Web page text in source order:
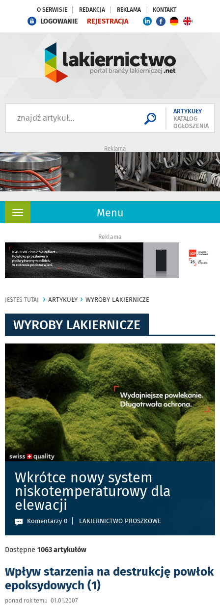
O SERWISIE REDAKCJA REKLAMA KONTAKT
LOGOWANIE REJESTRACJA
ARTYKUŁY
KATALOG
OGŁOSZENIA
Reklama
Menu
Rozwiń
Reklama
JESTEŚ TUTAJ ARTYKUŁY WYROBY LAKIERNICZE
WYROBY LAKIERNICZE
Wkrótce nowy system
niskotemperaturowy dla
elewacji
Komentarzy 0 LAKIERNICTWO PROSZKOWE
Dostępne 1063 artykułów
Wpływ starzenia na destrukcję powłok
epoksydowych (1)
ponad rok temu 01.01.2007